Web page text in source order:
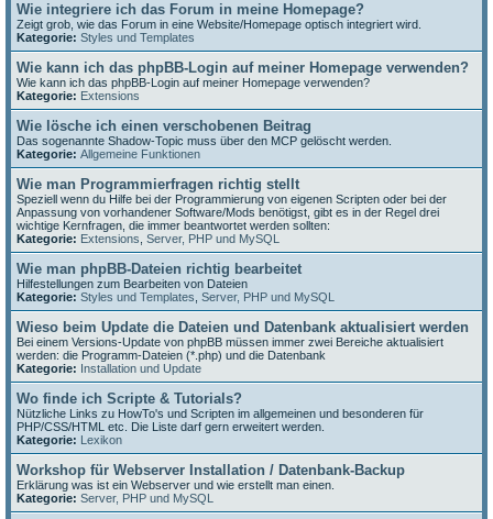
Wie integriere ich das Forum in meine Homepage?
Zeigt grob, wie das Forum in eine Website/Homepage optisch integriert wird.
Kategorie: Styles und Templates
Wie kann ich das phpBB-Login auf meiner Homepage verwenden?
Wie kann ich das phpBB-Login auf meiner Homepage verwenden?
Kategorie: Extensions
Wie lösche ich einen verschobenen Beitrag
Das sogenannte Shadow-Topic muss über den MCP gelöscht werden.
Kategorie: Allgemeine Funktionen
Wie man Programmierfragen richtig stellt
Speziell wenn du Hilfe bei der Programmierung von eigenen Scripten oder bei der
Anpassung von vorhandener Software/Mods benötigst, gibt es in der Regel drei
wichtige Kernfragen, die immer beantwortet werden sollten:
Kategorie: Extensions Server, PHP und MySQL
Wie man phpBB-Dateien richtig bearbeitet
Hilfestellungen zum Bearbeiten von Dateien
Kategorie: Styles und Templates Server, PHP und MySQL
Wieso beim Update die Dateien und Datenbank aktualisiert werden
Bei einem Versions-Update von phpBB müssen immer zwei Bereiche aktualisiert
werden: die Programm-Dateien (*.php) und die Datenbank
Kategorie: Installation und Update
Wo finde ich Scripte & Tutorials?
Nützliche Links zu HowTo's und Scripten im allgemeinen und besonderen für
PHP/CSS/HTML etc. Die Liste darf gern erweitert werden.
Kategorie: Lexikon
Workshop für Webserver Installation / Datenbank-Backup
Erklärung was ist ein Webserver und wie erstellt man einen.
Kategorie: Server, PHP und MySQL